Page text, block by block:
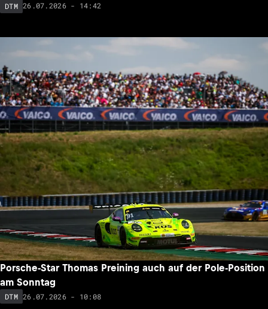
DTM 26.07.2026 - 14:42
Porsche-Star Thomas Preining auch auf der Pole-Position
am Sonntag
DTM 26.07.2026 - 10:08